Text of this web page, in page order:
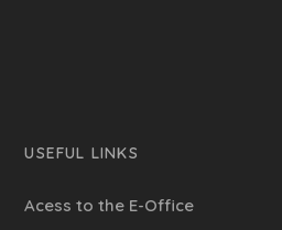
USEFUL LINKS
Acess to the E-Office